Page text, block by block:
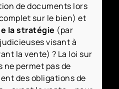
de documents lors
sur le bien) et
la stratégie (par
visant à
la vente) ? La loi sur
permet pas de
des obligations de